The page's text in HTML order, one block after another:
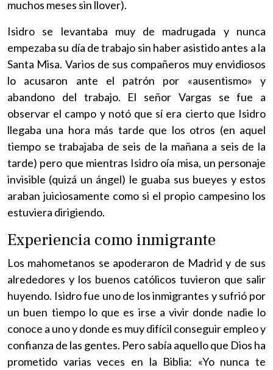
muchos meses sin llover).
Isidro se levantaba muy de madrugada y nunca
empezaba su día de trabajo sin haber asistido antes a la
Santa Misa. Varios de sus compañeros muy envidiosos
lo acusaron ante el patrón por «ausentismo» y
abandono del trabajo. El señor Vargas se fue a
observar el campo y notó que sí era cierto que Isidro
llegaba una hora más tarde que los otros (en aquel
tiempo se trabajaba de seis de la mañana a seis de la
tarde) pero que mientras Isidro oía misa, un personaje
invisible (quizá un ángel) le guaba sus bueyes y estos
araban juiciosamente como si el propio campesino los
estuviera dirigiendo.
Experiencia como inmigrante
Los mahometanos se apoderaron de Madrid y de sus
alrededores y los buenos católicos tuvieron que salir
huyendo. Isidro fue uno de los inmigrantes y sufrió por
un buen tiempo lo que es irse a vivir donde nadie lo
conoce a uno y donde es muy difícil conseguir empleo y
confianza de las gentes. Pero sabía aquello que Dios ha
prometido varias veces en la Biblia: «Yo nunca te